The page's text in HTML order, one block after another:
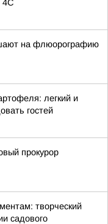
4С
на флюорографию
легкий и
гостей
прокурор
творческий
садового